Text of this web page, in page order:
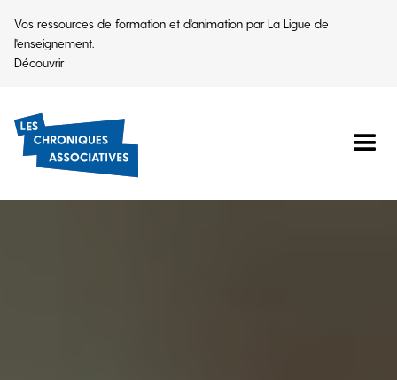
Vos ressources de formation et d'animation par La Ligue de
l'enseignement.
Découvrir